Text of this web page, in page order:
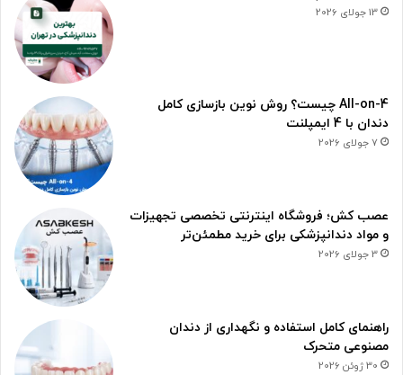
13 جولای 2026
All-on-4 چیست؟ روش نوین بازسازی کامل
دندان با 4 ایمپلنت
7 جولای 2026
عصب کش؛ فروشگاه اینترنتی تخصصی تجهیزات
و مواد دندانپزشکی برای خرید مطمئن‌تر
3 جولای 2026
راهنمای کامل استفاده و نگهداری از دندان
مصنوعی متحرک
30 ژوئن 2026